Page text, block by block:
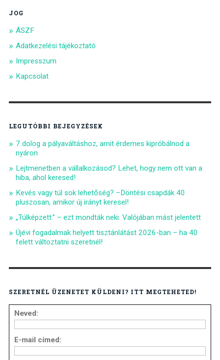
JOG
ÁSZF
Adatkezelési tájékoztató
Impresszum
Kapcsolat
LEGUTÓBBI BEJEGYZÉSEK
7 dolog a pályaváltáshoz, amit érdemes kipróbálnod a
nyáron
Lejtmenetben a vállalkozásod? Lehet, hogy nem ott van a
hiba, ahol keresed!
Kevés vagy túl sok lehetőség? –Döntési csapdák 40
pluszosan, amikor új irányt keresel!
„Túlképzett.” – ezt mondták neki. Valójában mást jelentett
Újévi fogadalmak helyett tisztánlátást 2026-ban – ha 40
felett változtatni szeretnél!
SZERETNÉL ÜZENETET KÜLDENI? ITT MEGTEHETED!
Neved:
E-mail címed: